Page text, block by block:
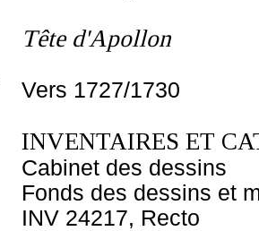
Tête d'Apollon
Vers 1727/1730
INVENTAIRES ET
Cabinet des dessins
Fonds des dessins et
INV 24217, Recto